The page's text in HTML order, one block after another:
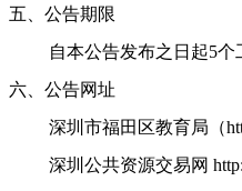
五、公告期限
自本公告发布之日起5个
六、公告网址
深圳市福田区教育局 （
深圳公共资源交易网